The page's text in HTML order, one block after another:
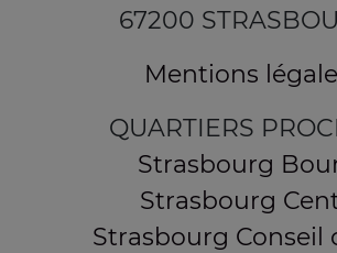
67200
Mentions
QUARTIERS
Strasbourg
Strasbourg
Strasbourg Conseil